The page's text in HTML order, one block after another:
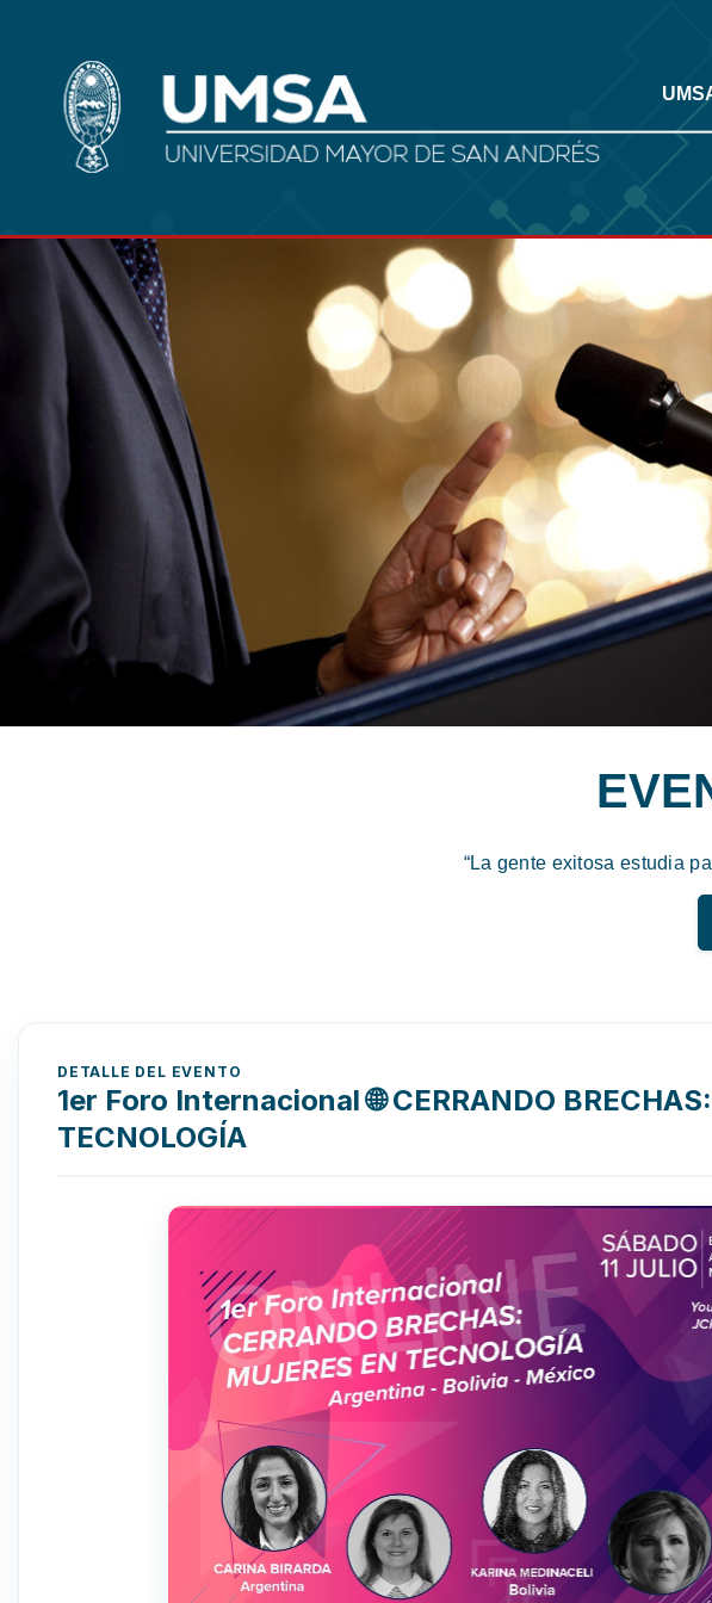
“La gente exitosa estudia
DETALLE DEL EVENTO
1er Foro Internacional 🌐 CERRANDO
TECNOLOGÍA